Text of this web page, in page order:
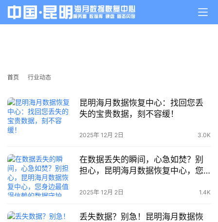
首页 行业动态
昆明海月数据恢复中心：找回您丢
失的宝贵数据，刻不容缓！
2025年 12月 2日 3.0K
在数据丢失的瞬间，心急如焚？别
担心，昆明海月数据恢复中心，您
为您点亮希望！
2025年 12月 2日 1.4K
丢失数据？别急！昆明海月数据恢